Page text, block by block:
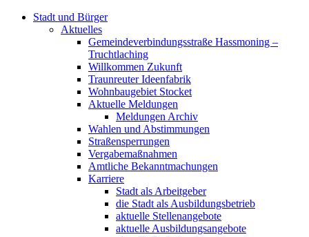
Stadt und Bürger
Aktuelles
Gemeindeverbindungsstraße Hassmoning –
Truchtlaching
Willkommen Zukunft
Traunreuter Ideenfabrik
Wohnbaugebiet Stocket
Aktuelle Meldungen
Meldungen Archiv
Wahlen und Abstimmungen
Straßensperrungen
Vergabemaßnahmen
Amtliche Bekanntmachungen
Karriere
Stadt als Arbeitgeber
die Stadt als Ausbildungsbetrieb
aktuelle Stellenangebote
aktuelle Ausbildungsangebote